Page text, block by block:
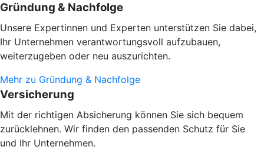
Gründung & Nachfolge
Unsere Expertinnen und Experten unterstützen Sie dabei,
Ihr Unternehmen verantwortungsvoll aufzubauen,
weiterzugeben oder neu auszurichten.
Mehr zu Gründung & Nachfolge
Versicherung
Mit der richtigen Absicherung können Sie sich bequem
zurücklehnen. Wir finden den passenden Schutz für Sie
und Ihr Unternehmen.